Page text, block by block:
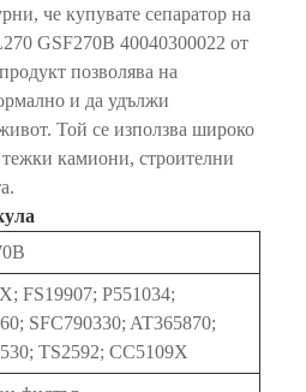
че купувате сепаратор на
GSF270B 40040300022 от
позволява на
и да удължи
Той се използва широко
камиони, строителни
FS19907; P551034;
SFC790330; AT365870;
TS2592; CC5109X